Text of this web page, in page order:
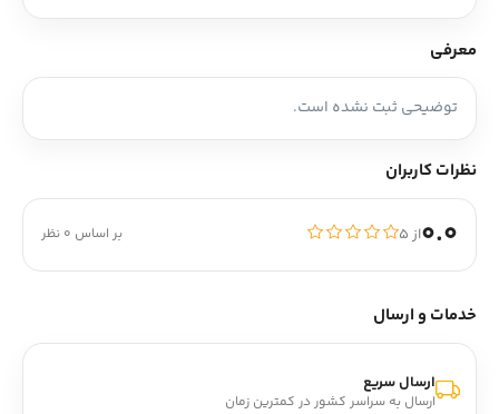
معرفی
توضیحی ثبت نشده است.
نظرات کاربران
0.0از ۵ بر اساس 0 نظر
خدمات و ارسال
ارسال سریع
ارسال به سراسر کشور در کمترین زمان